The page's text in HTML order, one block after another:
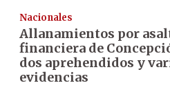
Nacionales
Allanamientos por
financiera de
dos aprehendidos y
evidencias